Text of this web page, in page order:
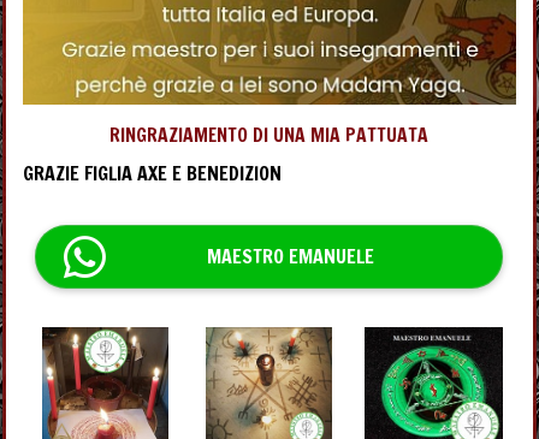
RINGRAZIAMENTO DI UNA MIA PATTUATA
GRAZIE FIGLIA AXE E BENEDIZION
MAESTRO EMANUELE